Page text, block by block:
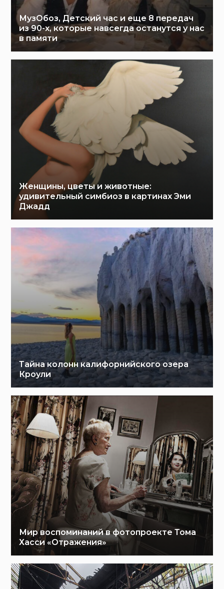
МузОбоз, Детский час и еще 8 передач
из 90-х, которые навсегда останутся у нас
в памяти
Женщины, цветы и животные:
удивительный симбиоз в картинах Эми
Джадд
Тайна колонн калифорнийского озера
Кроули
Мир воспоминаний в фотопроекте Тома
Хасси «Отражения»